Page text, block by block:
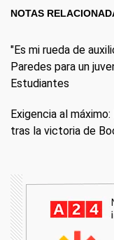
NOTAS
"Es mi rueda de
Paredes para un
Estudiantes
Exigencia al
tras la victoria de